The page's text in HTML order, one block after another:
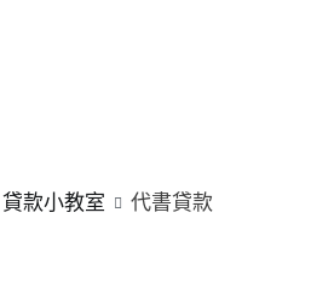
貸款小教室 代書貸款